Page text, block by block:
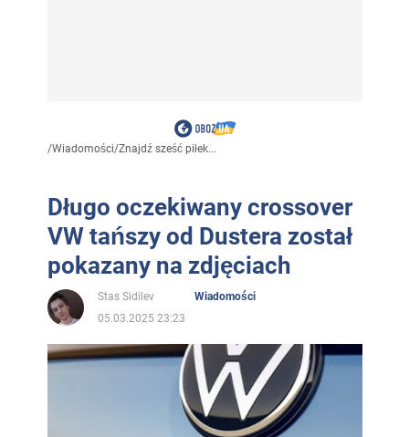
/Wiadomości/Znajdź sześć piłek...
Długo oczekiwany crossover
VW tańszy od Dustera został
pokazany na zdjęciach
Stas Sidilev
Wiadomości
05.03.2025 23:23